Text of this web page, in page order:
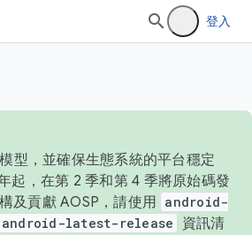
登入
型，並確保生態系統的平台穩定
起，在第 2 季和第 4 季將原始碼發
及貢獻 AOSP，請使用 android-
android-latest-release
資訊清